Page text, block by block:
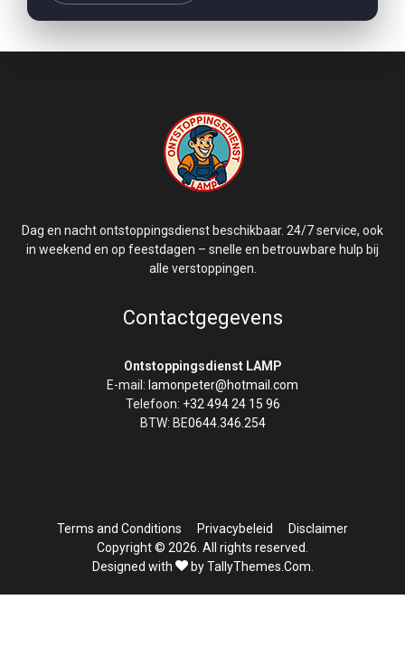
Dag en nacht ontstoppingsdienst beschikbaar. 24/7 service, ook
in weekend en op feestdagen – snelle en betrouwbare hulp bij
alle verstoppingen.
Contactgegevens
Ontstoppingsdienst LAMP
E-mail: lamonpeter@hotmail.com
Telefoon: +32 494 24 15 96
BTW: BE0644.346.254
Terms and Conditions Privacybeleid
Disclaimer
Copyright © 2026. All rights reserved.
Designed with
by TallyThemes.Com